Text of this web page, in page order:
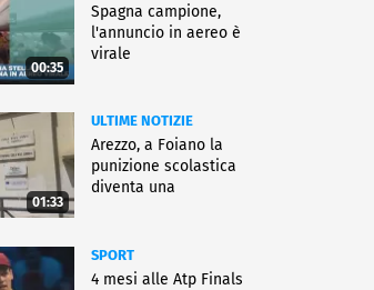
00:35
Spagna campione,
l'annuncio in aereo è
virale
01:33
ULTIME NOTIZIE
Arezzo, a Foiano la
punizione scolastica
diventa una
SPORT
4 mesi alle Atp Finals